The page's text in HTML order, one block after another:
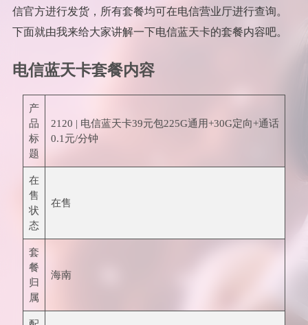
信官方进行发货，所有套餐均可在电信营业厅进行查询。
下面就由我来给大家讲解一下电信蓝天卡的套餐内容吧。
电信蓝天卡套餐内容
产
品
标
题
2120 | 电信蓝天卡39元包225G通用+30G定向+通话
0.1元/分钟
在
售
状
态
在售
套
餐
归
属
海南